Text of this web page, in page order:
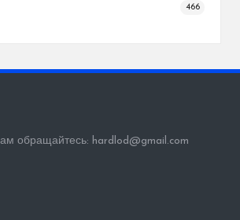
466
обращайтесь: hardlod@gmail.com